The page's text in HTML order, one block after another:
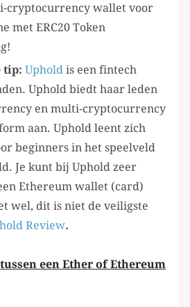
cryptocurrency wallet voor
met ERC20 Token
tip: Uphold is een fintech
Uphold biedt haar leden
en multi-cryptocurrency
aan. Uphold leent zich
beginners in het speelveld
Je kunt bij Uphold zeer
Ethereum wallet (card)
wel, dit is niet de veiligste
Review.
een Ether of Ethereum